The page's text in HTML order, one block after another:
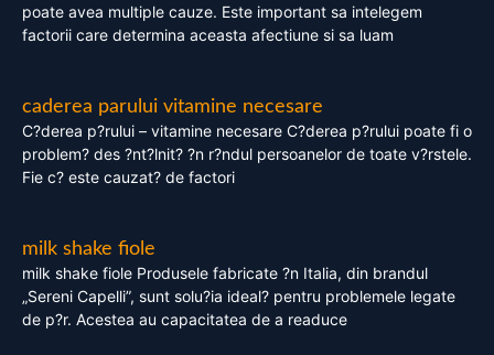
poate avea multiple cauze. Este important sa intelegem
factorii care determina aceasta afectiune si sa luam
caderea parului vitamine necesare
C?derea p?rului – vitamine necesare C?derea p?rului poate fi o
problem? des ?nt?lnit? ?n r?ndul persoanelor de toate v?rstele.
Fie c? este cauzat? de factori
milk shake fiole
milk shake fiole Produsele fabricate ?n Italia, din brandul
„Sereni Capelli”, sunt solu?ia ideal? pentru problemele legate
de p?r. Acestea au capacitatea de a readuce